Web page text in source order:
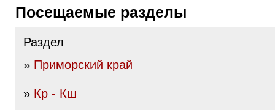
Посещаемые разделы
Раздел
» Приморский край
» Кр - Кш